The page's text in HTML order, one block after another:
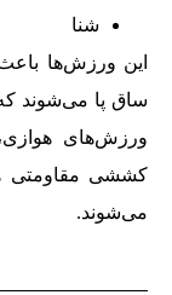
شنا
این ورزش‌‌ها
ساق پا می‌‌شوند
ورزش‌‌های
کششی مقاومتی
می‌‌شوند.